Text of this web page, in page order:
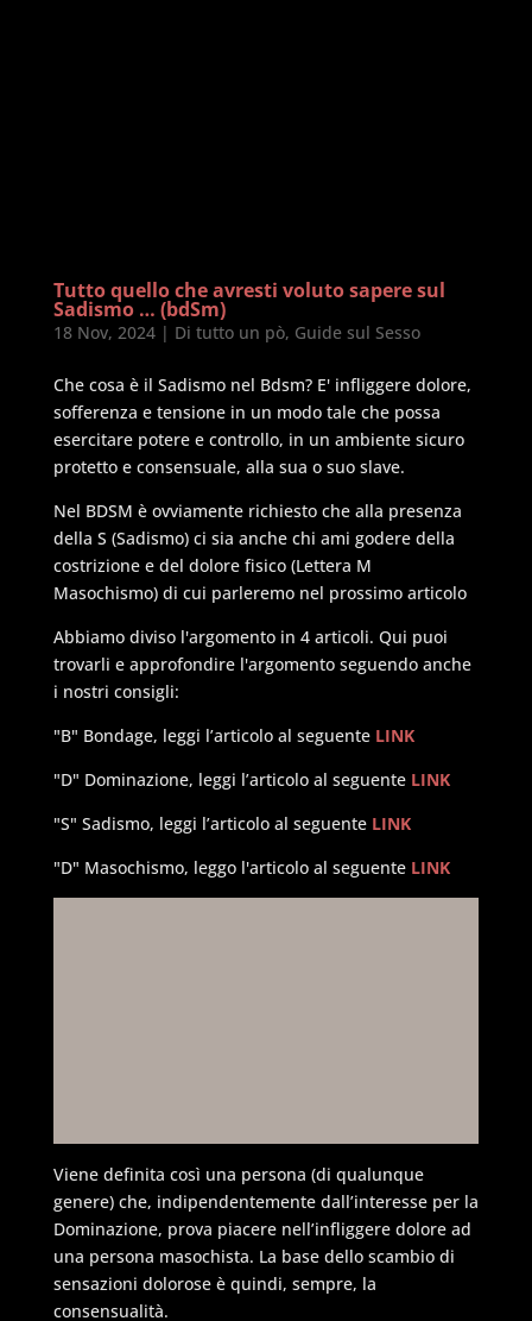
Tutto quello che avresti voluto sapere sul
Sadismo … (bdSm)
18 Nov, 2024| Di tutto un pò, Guide sul Sesso
Che cosa è il Sadismo nel Bdsm? E' infliggere dolore,
sofferenza e tensione in un modo tale che possa
esercitare potere e controllo, in un ambiente sicuro
protetto e consensuale, alla sua o suo slave.
Nel BDSM è ovviamente richiesto che alla presenza
della S (Sadismo) ci sia anche chi ami godere della
costrizione e del dolore fisico (Lettera M
Masochismo) di cui parleremo nel prossimo articolo
Abbiamo diviso l'argomento in 4 articoli. Qui puoi
trovarli e approfondire l'argomento seguendo anche
i nostri consigli:
"B" Bondage, leggi l’articolo al seguente LINK
"D" Dominazione, leggi l’articolo al seguente LINK
"S" Sadismo, leggi l’articolo al seguente LINK
"D" Masochismo, leggo l'articolo al seguente LINK
Viene definita così una persona (di qualunque
genere) che, indipendentemente dall’interesse per la
Dominazione, prova piacere nell’infliggere dolore ad
una persona masochista. La base dello scambio di
sensazioni dolorose è quindi, sempre, la
consensualità.